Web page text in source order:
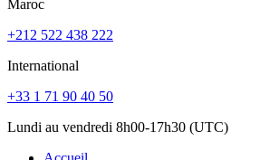
Maroc
+212 522 438 222
International
+33 1 71 90 40 50
Lundi au vendredi 8h00-17h30 (UTC)